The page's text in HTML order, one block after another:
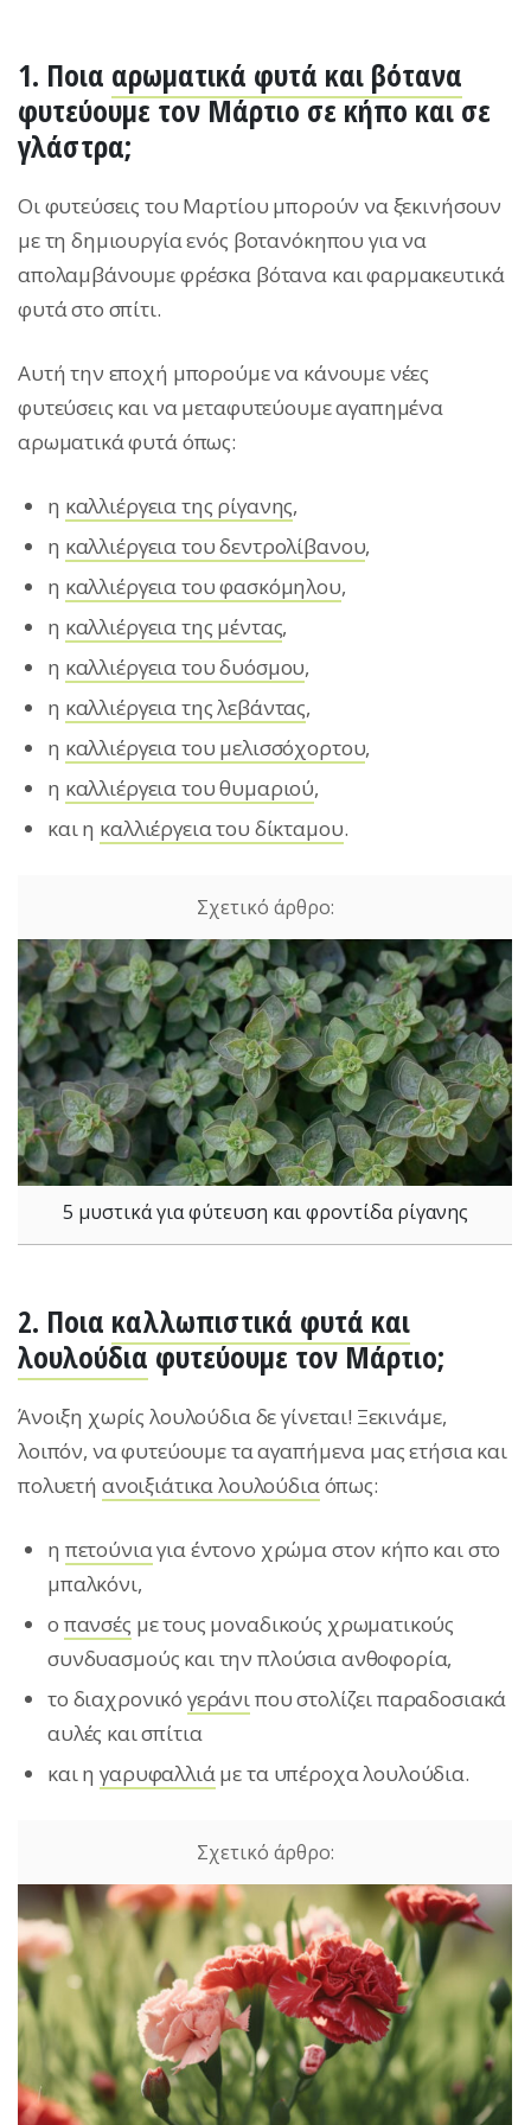
1. Ποια αρωματικά φυτά και βότανα
φυτεύουμε τον Μάρτιο σε κήπο και σε
γλάστρα;
Οι φυτεύσεις του Μαρτίου μπορούν να ξεκινήσουν
με τη δημιουργία ενός βοτανόκηπου για να
απολαμβάνουμε φρέσκα βότανα και φαρμακευτικά
φυτά στο σπίτι.
Αυτή την εποχή μπορούμε να κάνουμε νέες
φυτεύσεις και να μεταφυτεύουμε αγαπημένα
αρωματικά φυτά όπως:
η καλλιέργεια της ρίγανης,
η καλλιέργεια του δεντρολίβανου,
η καλλιέργεια του φασκόμηλου,
η καλλιέργεια της μέντας,
η καλλιέργεια του δυόσμου,
η καλλιέργεια της λεβάντας,
η καλλιέργεια του μελισσόχορτου,
η καλλιέργεια του θυμαριού,
και η καλλιέργεια του δίκταμου.
5 μυστικά για φύτευση και φροντίδα ρίγανης
2. Ποια καλλωπιστικά φυτά και
λουλούδιαφυτεύουμε τον Μάρτιο;
Άνοιξη χωρίς λουλούδια δε γίνεται! Ξεκινάμε,
λοιπόν, να φυτεύουμε τα αγαπήμενα μας ετήσια και
πολυετή ανοιξιάτικα λουλούδιαόπως:
η πετούνιαγια έντονο χρώμα στον κήπο και στο
μπαλκόνι,
ο πανσές με τους μοναδικούς χρωματικούς
συνδυασμούς και την πλούσια ανθοφορία,
το διαχρονικό γεράνιπου στολίζει παραδοσιακά
αυλές και σπίτια
και ηγαρυφαλλιάμε τα υπέροχα λουλούδια.